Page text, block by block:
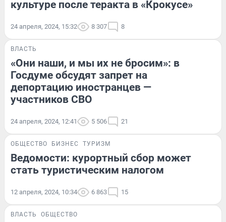
культуре после теракта в «Крокусе»
24 апреля, 2024, 15:32 8 307 8
ВЛАСТЬ
«Они наши, и мы их не бросим»: в
Госдуме обсудят запрет на
депортацию иностранцев —
участников СВО
24 апреля, 2024, 12:41 5 506 21
ОБЩЕСТВО БИЗНЕС ТУРИЗМ
Ведомости: курортный сбор может
стать туристическим налогом
12 апреля, 2024, 10:34 6 863 15
ВЛАСТЬ ОБЩЕСТВО